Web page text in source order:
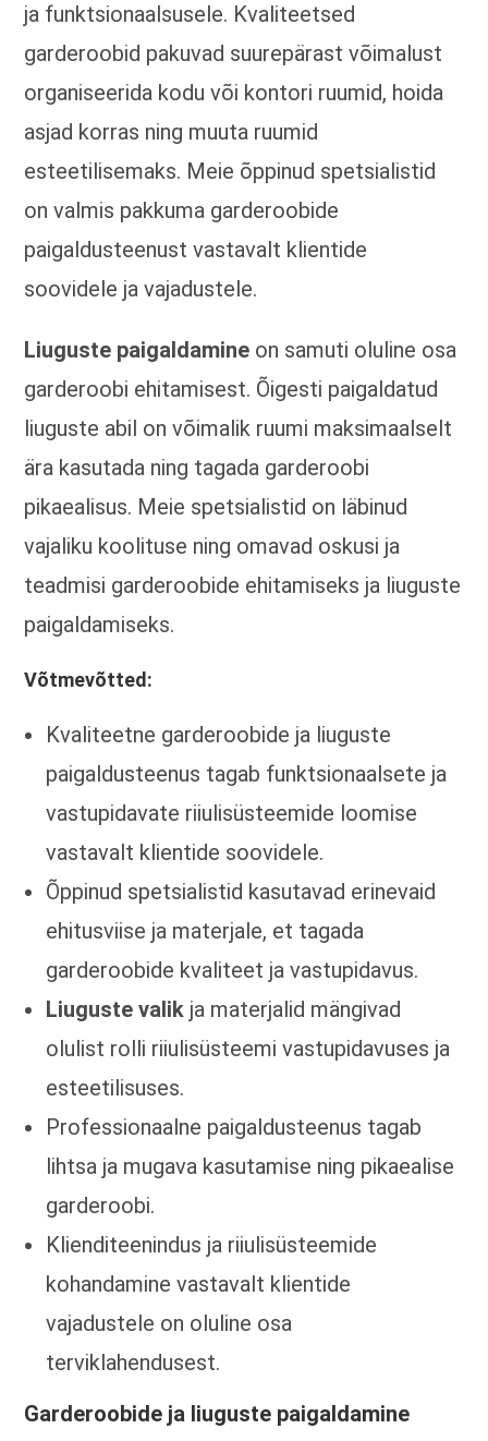
ja funktsionaalsusele. Kvaliteetsed
garderoobid pakuvad suurepärast võimalust
organiseerida kodu või kontori ruumid, hoida
asjad korras ning muuta ruumid
esteetilisemaks. Meie õppinud spetsialistid
on valmis pakkuma garderoobide
paigaldusteenust vastavalt klientide
soovidele ja vajadustele.
Liuguste paigaldamine on samuti oluline osa
garderoobi ehitamisest. Õigesti paigaldatud
liuguste abil on võimalik ruumi maksimaalselt
ära kasutada ning tagada garderoobi
pikaealisus. Meie spetsialistid on läbinud
vajaliku koolituse ning omavad oskusi ja
teadmisi garderoobide ehitamiseks ja liuguste
paigaldamiseks.
Võtmevõtted:
Kvaliteetne garderoobide ja liuguste
paigaldusteenus tagab funktsionaalsete ja
vastupidavate riiulisüsteemide loomise
vastavalt klientide soovidele.
Õppinud spetsialistid kasutavad erinevaid
ehitusviise ja materjale, et tagada
garderoobide kvaliteet ja vastupidavus.
Liuguste valik ja materjalid mängivad
olulist rolli riiulisüsteemi vastupidavuses ja
esteetilisuses.
Professionaalne paigaldusteenus tagab
lihtsa ja mugava kasutamise ning pikaealise
garderoobi.
Klienditeenindus ja riiulisüsteemide
kohandamine vastavalt klientide
vajadustele on oluline osa
terviklahendusest.
Garderoobide ja liuguste paigaldamine